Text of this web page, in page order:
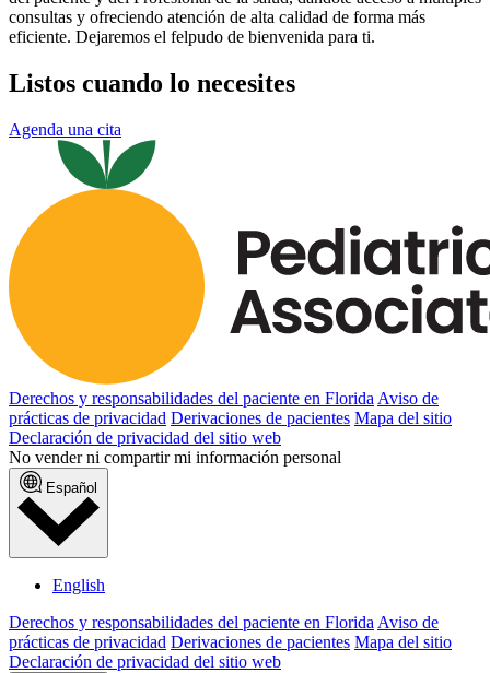
consultas y ofreciendo atención de alta calidad de forma más
eficiente. Dejaremos el felpudo de bienvenida para ti.
Listos cuando lo necesites
Agenda una cita
Derechos y responsabilidades del paciente en Florida Aviso de
prácticas de privacidad Derivaciones de pacientes Mapa del sitio
Declaración de privacidad del sitio web
No vender ni compartir mi información personal
Español
English
Derechos y responsabilidades del paciente en FloridaAviso de
prácticas de privacidad Derivaciones de pacientes Mapa del sitio
Declaración de privacidad del sitio web